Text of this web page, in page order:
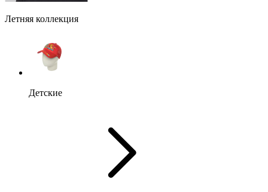
Летняя коллекция
Детские